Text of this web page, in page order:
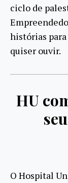
ciclo de
histórias para
quiser ouvir.
HU
O Hospital